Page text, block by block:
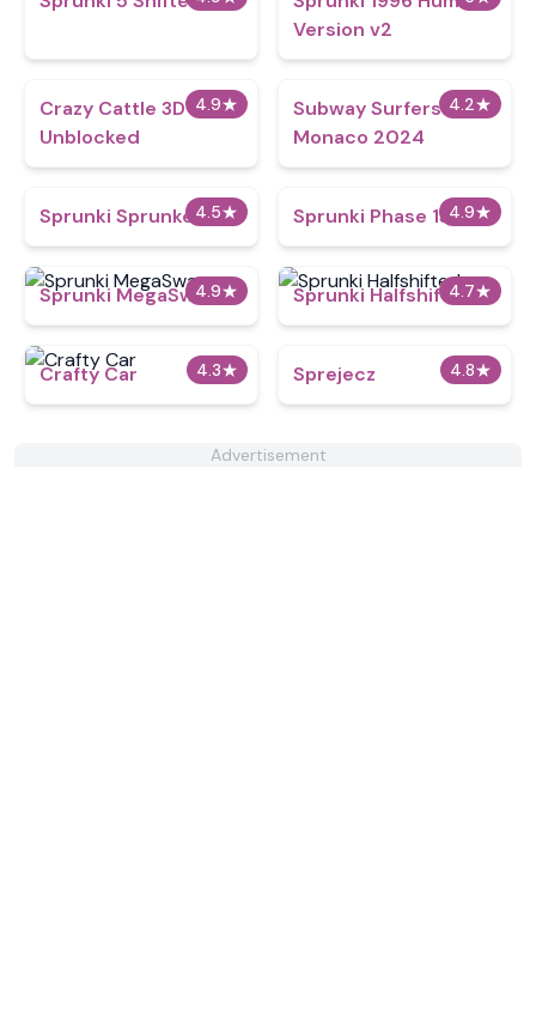
Version v2
4.9★
Crazy Cattle 3D
Unblocked
4.2★
Subway Surfers
Monaco 2024
4.5★
Sprunki Sprunked 2 4.9★
Sprunki Phase 13
4.9★
Sprunki MegaSwap 4.7★
Sprunki Halfshifted
4.3★
Crafty Car 4.8★
Sprejecz
Advertisement